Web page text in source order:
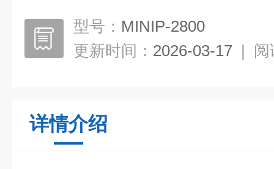
型号： MINIP-2800
更新时间： 2026-03-17 | 阅
详情介绍